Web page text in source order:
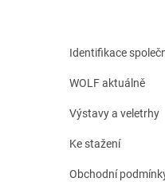
Identifikace
WOLF aktuálně
Výstavy a veletrhy
Ke stažení
Obchodní